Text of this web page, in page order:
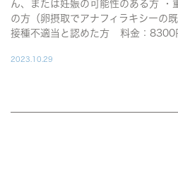
ん、または妊娠の可能性のある方 ・
の方（卵摂取でアナフィラキシーの
接種不適当と認めた方 料金：8300
2023.10.29